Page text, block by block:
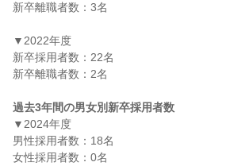
新卒離職者数：3名
▼2022年度
新卒採用者数：22名
新卒離職者数：2名
過去3年間の男女別新卒採用者数
▼2024年度
男性採用者数：18名
女性採用者数：0名